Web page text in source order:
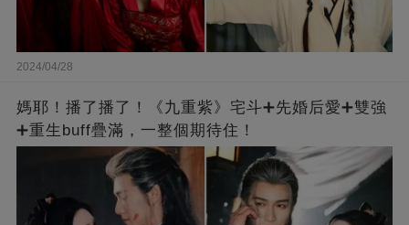
2024/04/28
媽耶！播了播了！《九重紫》宅斗➕先婚后愛➕雙強
➕重生buff疊滿，一整個期待住！